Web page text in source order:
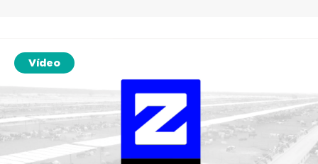
Vídeo